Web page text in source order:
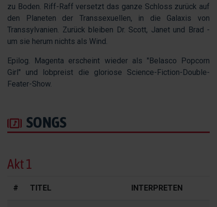
zu Boden. Riff-Raff versetzt das ganze Schloss zurück auf
den Planeten der Transsexuellen, in die Galaxis von
Transsylvanien. Zurück bleiben Dr. Scott, Janet und Brad -
um sie herum nichts als Wind.
Epilog. Magenta erscheint wieder als "Belasco Popcorn
Girl" und lobpreist die gloriose Science-Fiction-Double-
Feater-Show.
SONGS
Akt 1
# TITEL INTERPRETEN